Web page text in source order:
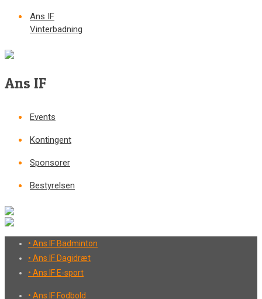
Ans IF
Vinterbadning
Ans IF
Events
Kontingent
Sponsorer
Bestyrelsen
• Ans IF Badminton
• Ans IF Dagidræt
• Ans IF E-sport
• Ans IF Fodbold